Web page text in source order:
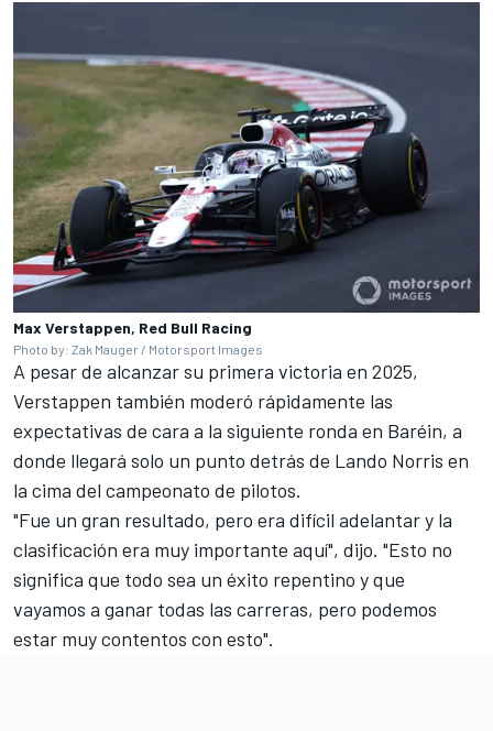
Max Verstappen, Red Bull Racing
Photo by: Zak Mauger / Motorsport Images
A pesar de alcanzar su primera victoria en 2025,
Verstappen también moderó rápidamente las
expectativas de cara a la siguiente ronda en Baréin, a
donde llegará solo un punto detrás de Lando Norris en
la cima del campeonato de pilotos.
"Fue un gran resultado, pero era difícil adelantar y la
clasificación era muy importante aquí", dijo. "Esto no
significa que todo sea un éxito repentino y que
vayamos a ganar todas las carreras, pero podemos
estar muy contentos con esto".